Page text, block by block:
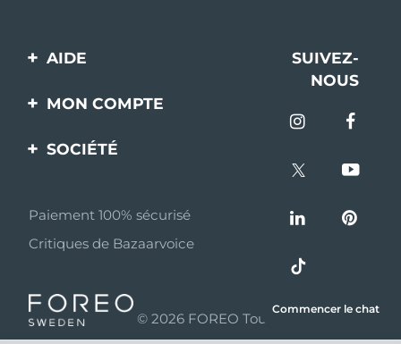
AIDE
Contactez-nous
livraisons
Questions et réponses
Informations sur la
SUIVEZ-
NOUS
MON COMPTE
Enregistrement produit
SOCIÉTÉ
Programme d’affiliation
Nouvelles d'affiliation
Partenaires
distributeurs
Paiement 100% sécurisé
Critiques de Bazaarvoice
© 2026 FOREO Tous droits réservés
Commencer le chat